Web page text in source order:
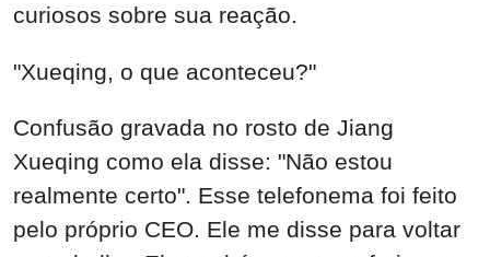
curiosos sobre sua reação.
"Xueqing, o que aconteceu?"